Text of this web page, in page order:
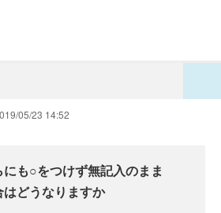
05/23 14:52
も○をつけず無記入のまま
どうなりますか